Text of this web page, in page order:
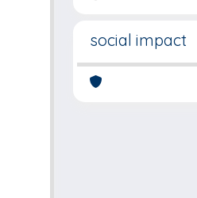
social impact